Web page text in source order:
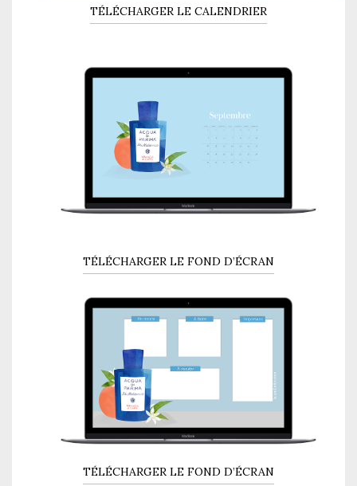
TÉLÉCHARGER LE CALENDRIER
TÉLÉCHARGER LE FOND D’ÉCRAN
TÉLÉCHARGER LE FOND D’ÉCRAN